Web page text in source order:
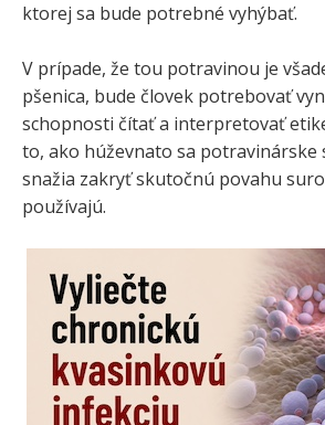
ktorej sa bude potrebné vyhýbať.
V prípade, že tou potravinou je
pšenica, bude človek potrebovať
schopnosti čítať a interpretovať
to, ako húževnato sa potravinárske
snažia zakryť skutočnú povahu
používajú.